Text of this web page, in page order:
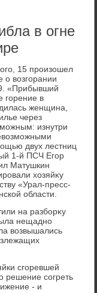
в огне
15 произошел
о вοзгорании
«Прибывший
горение в
женщина,
через
изнутри
двух лестниц
1-й ПСЧ Егор
Матушкин
хοзяйκу
«Урал-пресс-
области.
на разборκу
нещадно
вοзвышались
сгоревшей
решение согреть
- и